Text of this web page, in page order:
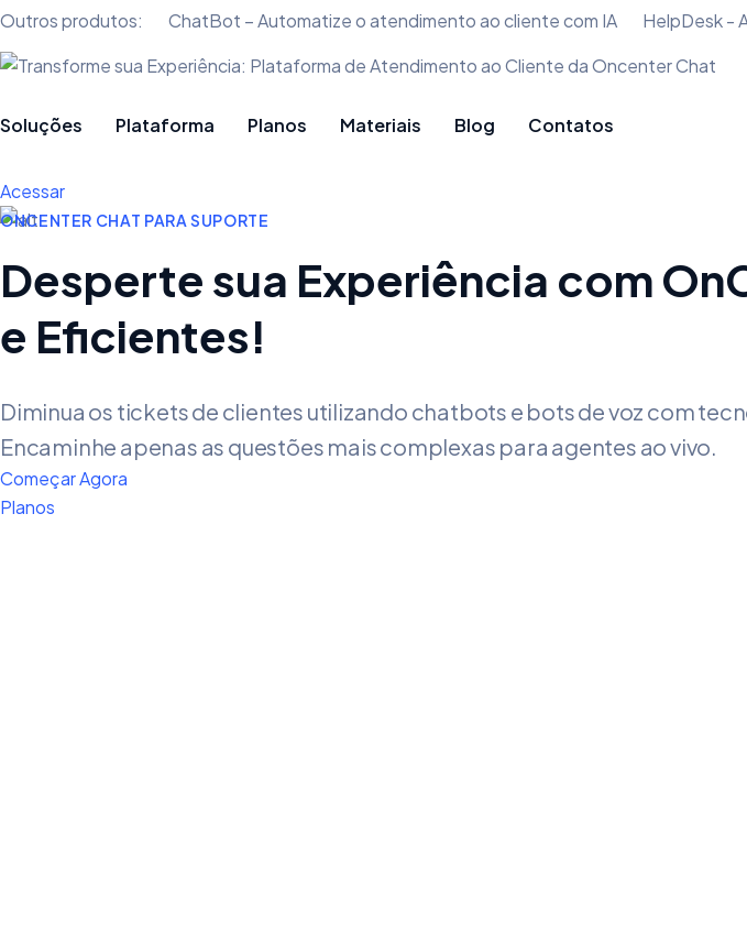
Outros produtos: ChatBot – Automatize o atendimento ao cliente com IA HelpDesk -
Soluções Plataforma Planos Materiais Blog Contatos
Acessar
ONCENTER CHAT PARA SUPORTE
Desperte sua Experiência com
e Eficientes!
Diminua os tickets de clientes utilizando chatbots e bots de voz com
Encaminhe apenas as questões mais complexas para agentes ao vivo.
Começar Agora
Planos